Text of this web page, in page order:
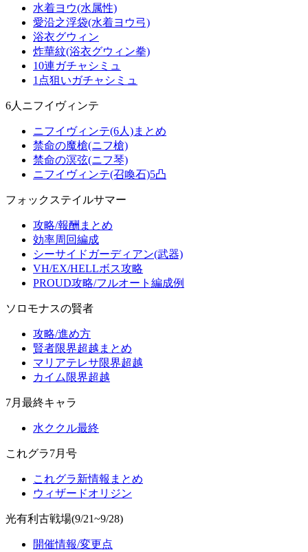
水着ヨウ(水属性)
愛沿之浮袋(水着ヨウ弓)
浴衣グウィン
炸華紋(浴衣グウィン拳)
10連ガチャシミュ
1点狙いガチャシミュ
6人ニフイヴィンテ
ニフイヴィンテ(6人)まとめ
禁命の魔槍(ニフ槍)
禁命の溟弦(ニフ琴)
ニフイヴィンテ(召喚石)5凸
フォックステイルサマー
攻略/報酬まとめ
効率周回編成
シーサイドガーディアン(武器)
VH/EX/HELLボス攻略
PROUD攻略/フルオート編成例
ソロモナスの賢者
攻略/進め方
賢者限界超越まとめ
マリアテレサ限界超越
カイム限界超越
7月最終キャラ
水ククル最終
これグラ7月号
これグラ新情報まとめ
ウィザードオリジン
光有利古戦場(9/21~9/28)
開催情報/変更点